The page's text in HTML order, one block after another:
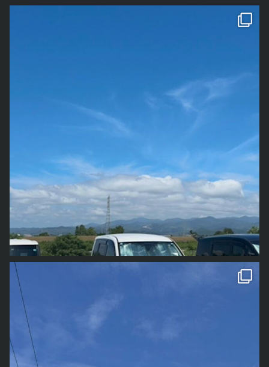
私の誕
が「龍雲
をみつけて
」と言ってきました。 そういう